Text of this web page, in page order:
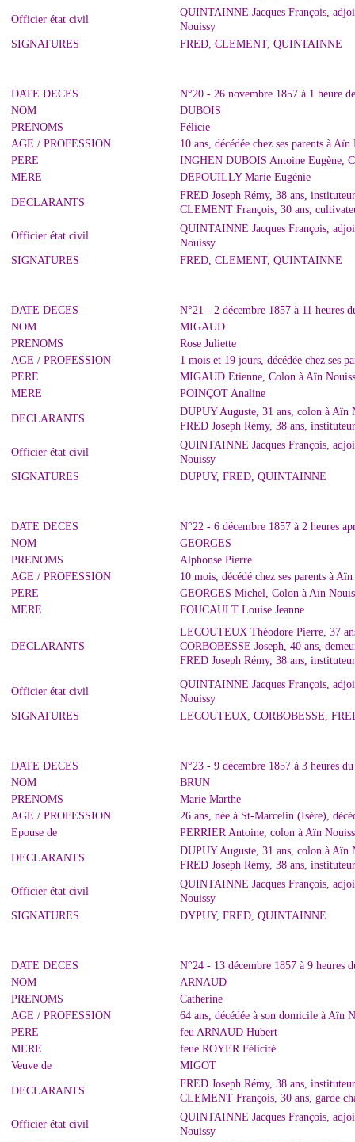
Officier état civil
QUINTAINNE Jacques François,
Nouissy
SIGNATURES
FRED, CLEMENT, QUINTAINNE
DATE DECES
N°20 - 26 novembre 1857 à 1 heure
NOM
DUBOIS
PRENOMS
Félicie
AGE / PROFESSION
10 ans, décédée chez ses parents à Aïn
PERE
INGHEN DUBOIS Antoine Eugène,
MERE
DEPOUILLY Marie Eugénie
DECLARANTS
FRED Joseph Rémy, 38 ans,
CLEMENT François, 30 ans,
Officier état civil
QUINTAINNE Jacques François,
Nouissy
SIGNATURES
FRED, CLEMENT, QUINTAINNE
DATE DECES
N°21 - 2 décembre 1857 à 11 heures
NOM
MIGAUD
PRENOMS
Rose Juliette
AGE / PROFESSION
1 mois et 19 jours, décédée chez ses
PERE
MIGAUD Etienne, Colon à Aïn
MERE
POINÇOT Analine
DECLARANTS
DUPUY Auguste, 31 ans, colon à Aïn
FRED Joseph Rémy, 38 ans,
Officier état civil
QUINTAINNE Jacques François,
Nouissy
SIGNATURES
DUPUY, FRED, QUINTAINNE
DATE DECES
N°22 - 6 décembre 1857 à 2 heures
NOM
GEORGES
PRENOMS
Alphonse Pierre
AGE / PROFESSION
10 mois, décédé chez ses parents à
PERE
GEORGES Michel, Colon à Aïn
MERE
FOUCAULT Louise Jeanne
DECLARANTS
LECOUTEUX Théodore Pierre, 37
CORBOBESSE Joseph, 40 ans,
FRED Joseph Rémy, 38 ans,
Officier état civil
QUINTAINNE Jacques François,
Nouissy
SIGNATURES
LECOUTEUX, CORBOBESSE,
DATE DECES
N°23 - 9 décembre 1857 à 3 heures
NOM
BRUN
PRENOMS
Marie Marthe
AGE / PROFESSION
26 ans, née à St-Marcelin (Isère),
Epouse de
PERRIER Antoine, colon à Aïn
DECLARANTS
DUPUY Auguste, 31 ans, colon à Aïn
FRED Joseph Rémy, 38 ans,
Officier état civil
QUINTAINNE Jacques François,
Nouissy
SIGNATURES
DYPUY, FRED, QUINTAINNE
DATE DECES
N°24 - 13 décembre 1857 à 9 heures
NOM
ARNAUD
PRENOMS
Catherine
AGE / PROFESSION
64 ans, décédée à son domicile à Aïn
PERE
feu ARNAUD Hubert
MERE
feue ROYER Félicité
Veuve de
MIGOT
DECLARANTS
FRED Joseph Rémy, 38 ans,
CLEMENT François, 30 ans, garde
Officier état civil
QUINTAINNE Jacques François,
Nouissy